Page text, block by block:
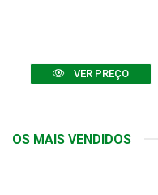
VER PREÇO
OS MAIS VENDIDOS